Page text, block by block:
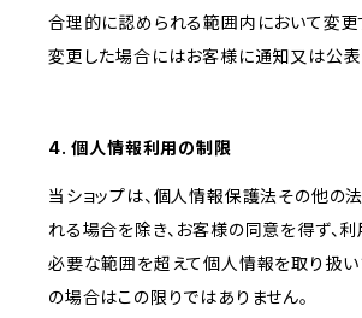
合理的に認められる範囲内において変更
変更した場合にはお客様に通知又は公表
4. 個人情報利用の制限
当ショップは、個人情報保護法その他の
れる場合を除き、お客様の同意を得ず、
必要な範囲を超えて個人情報を取り扱い
の場合はこの限りではありません。